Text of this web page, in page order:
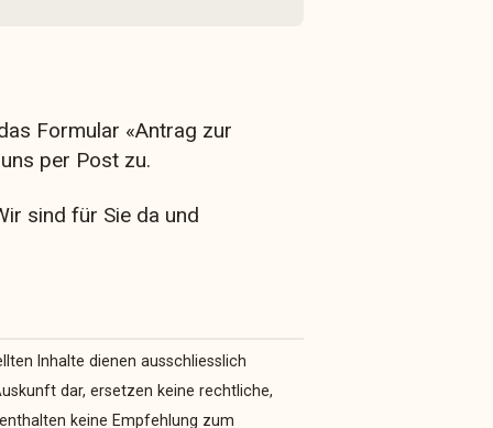
Formular «Antrag zur
per Post zu.
sind für Sie da und
Inhalte dienen ausschliesslich
dar, ersetzen keine rechtliche,
keine Empfehlung zum